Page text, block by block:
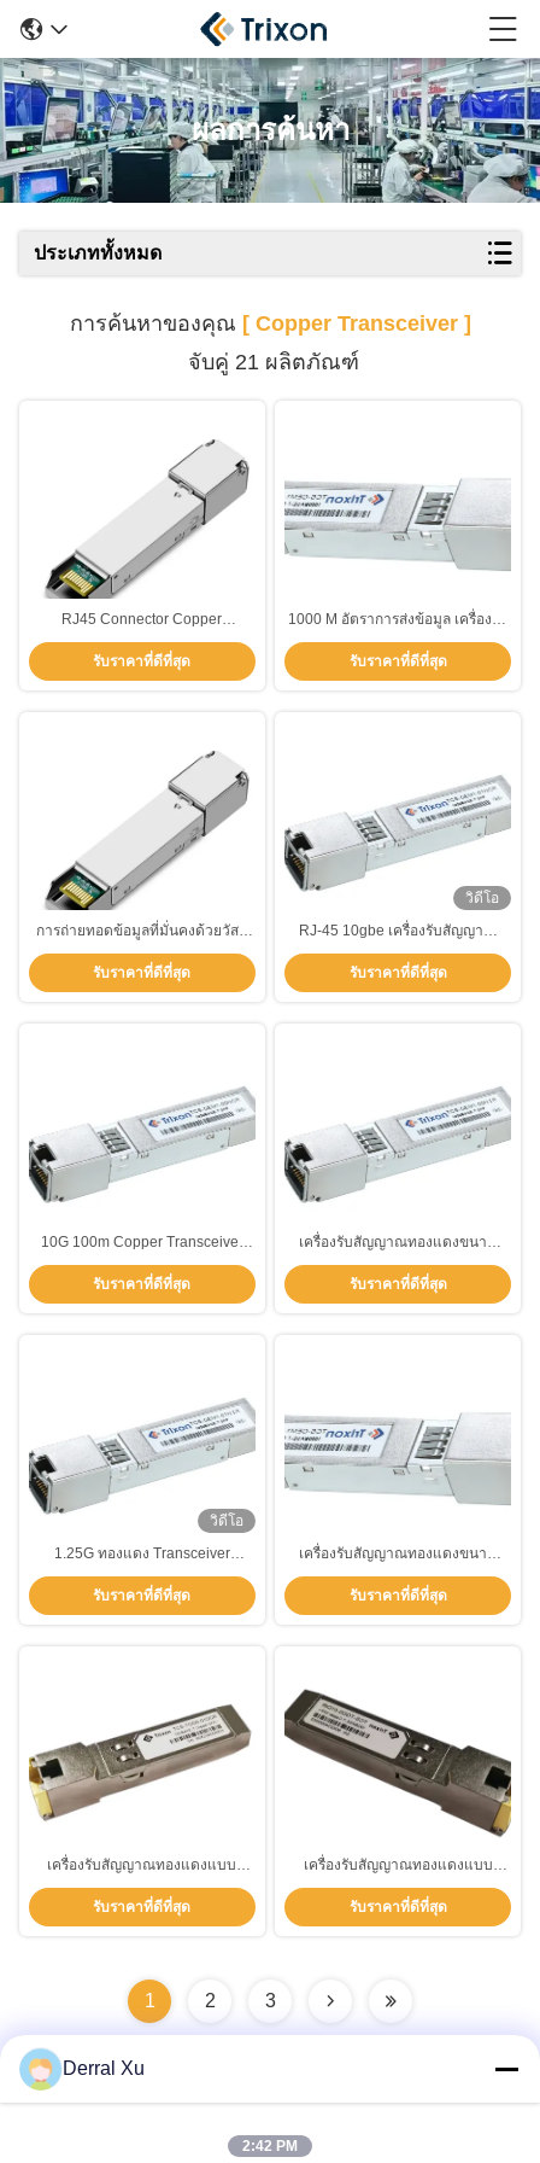
ผลการค้นหา
ประเภททั้งหมด
การค้นหาของคุณ [ Copper Transceiver ]
จับคู่ 21 ผลิตภัณฑ์
RJ45 Connector Copper
Transceiver วัสดุทองแดง 0 °C ถึง
70 °C ระยะอุณหภูมิ
รับราคาที่ดีที่สุด
1000 M อัตราการส่งข้อมูล เครื่องรับ
สัญญาณทองแดงภายในสายเชื่อม
RJ45 ประเภทที่มีวัสดุเชื่อมทองแดง
รับราคาที่ดีที่สุด
การถ่ายทอดข้อมูลที่มั่นคงด้วยวัสดุ
เชื่อมเครื่องรับและส่งทองแดง ความ
ยาวสายทองแดง 100m ระยะ
อุณหภูมิ 0°C ถึง 70°C
รับราคาที่ดีที่สุด
วิดีโอ
RJ-45 10gbe เครื่องรับสัญญาณ
ทองแดง SFP 1.25Gbps 10M 100M
1000M TCS-GEM1-01NCR
รับราคาที่ดีที่สุด
10G 100m Copper Transceiver
RJ45 SFP โมดูล 1000 Mbps TCS-
GEM1-00NCR
รับราคาที่ดีที่สุด
เครื่องรับสัญญาณทองแดงขนาด
100m 10gb SFP RJ45 1000Mbps
TCS-GEM1-00NIR
รับราคาที่ดีที่สุด
วิดีโอ
1.25G ทองแดง Transceiver
ทองแดง SFP โมดูล 100m RJ-45
อินเตอร์เฟซ
รับราคาที่ดีที่สุด
เครื่องรับสัญญาณทองแดงขนาด
100m 10gb SFP RJ45 1000Mbps
TCS-GEM1-00NIR
รับราคาที่ดีที่สุด
เครื่องรับสัญญาณทองแดงแบบ
ติดต่อร้อน SFP RJ45 3.3V
ความเร็วสูง TCS-TGD0-01DCR
รับราคาที่ดีที่สุด
เครื่องรับสัญญาณทองแดงแบบ
ติดต่อร้อน SFP RJ45 3.3V
ความเร็วสูง TCS-TGD0-01DCR
รับราคาที่ดีที่สุด
1 2 3
Derral Xu
2:42 PM